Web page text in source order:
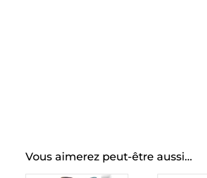
Vous aimerez peut-être aussi…